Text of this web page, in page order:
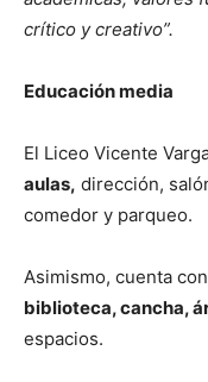
crítico y creativo”.
Educación media
El Liceo Vicente
aulas, dirección,
comedor y parqueo.
Asimismo, cuenta
biblioteca, cancha,
espacios.